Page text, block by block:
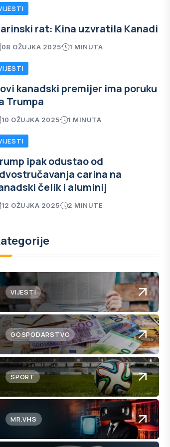
rat: Kina uzvratila Kanadi
08 OŽUJKA 2025 1 MINUTA
kanadski premijer ima poruku
Trumpa
10 OŽUJKA 2025 1 MINUTA
ipak odustao od
carina na
čelik i aluminij
12 OŽUJKA 2025 2 MINUTE
VIJESTI
GOSPODARSTVO
SPORT
MR.VHS